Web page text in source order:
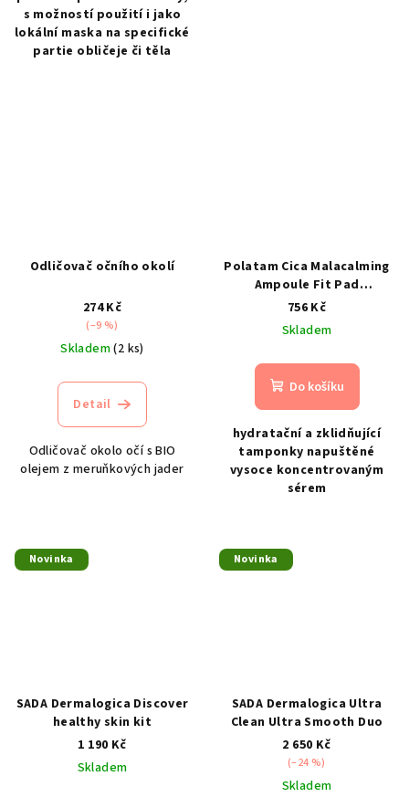
s možností použití i jako
lokální maska na specifické
partie obličeje či těla
Odličovač očního okolí
274 Kč
(–9 %)
Skladem(2 ks)
Detail
Odličovač okolo očí s BIO
olejem z meruňkových jader
Polatam Cica Malacalming
Ampoule Fit Pad
150ml/100ks- hydratační a
zklidňující tamponky
756 Kč
Skladem
Do košíku
hydratační a zklidňující
tamponky napuštěné
vysoce koncentrovaným
sérem
Novinka
SADA Dermalogica Discover
healthy skin kit
1 190 Kč
Skladem
Novinka
SADA Dermalogica Ultra
Clean Ultra Smooth Duo
2 650 Kč
(–24 %)
Skladem